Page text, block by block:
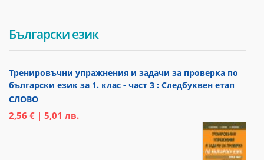
Български език
Тренировъчни упражнения и задачи за проверка по
български език за 1. клас - част 3 : Следбуквен етап
СЛОВО
2,56 € | 5,01 лв.